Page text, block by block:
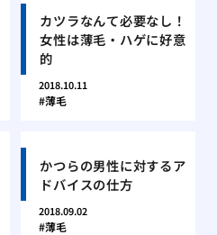
カツラなんて必要なし！
女性は薄毛・ハゲに好意
的
2018.10.11
薄毛
かつらの男性に対するア
ドバイスの仕方
2018.09.02
薄毛